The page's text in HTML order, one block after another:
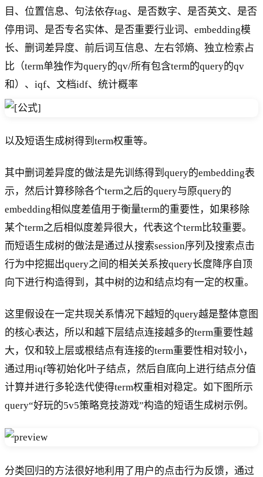
目、位置信息、句法依存tag、是否数字、是否英文、是否
停用词、是否专名实体、是否重要行业词、embedding模
长、删词差异度、前后词互信息、左右邻熵、独立检索占
比（term单独作为query的qv/所有包含term的query的qv
和）、iqf、文档idf、统计概率
以及短语生成树得到term权重等。
其中删词差异度的做法是先训练得到query的embedding表
示，然后计算移除各个term之后的query与原query的
embedding相似度差值用于衡量term的重要性，如果移除
某个term之后相似度差异很大，代表这个term比较重要。
而短语生成树的做法是通过从搜索session序列及搜索点击
行为中挖掘出query之间的相关关系按query长度降序自顶
向下进行构造得到，其中树的边和结点均有一定的权重。
这里假设在一定共现关系情况下越短的query越是整体意图
的核心表达，所以和越下层结点连接越多的term重要性越
大，仅和较上层或根结点有连接的term重要性相对较小，
通过用iqf等初始化叶子结点，然后自底向上进行结点分值
计算并进行多轮迭代使得term权重相对稳定。如下图所示
query“好玩的5v5策略竞技游戏”构造的短语生成树示例。
分类回归的方法很好地利用了用户的点击行为反馈，通过